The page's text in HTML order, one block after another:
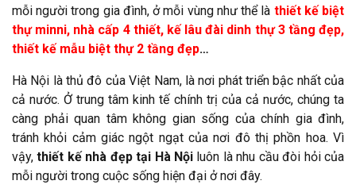
mỗi người trong gia đình, ở mỗi vùng như thể là thiết kế biệt
thự minni, nhà cấp 4 thiết, kế lâu đài dinh thự 3 tầng đẹp,
thiết kế mẫu biệt thự 2 tầng đẹp…
Hà Nội là thủ đô của Việt Nam, là nơi phát triển bậc nhất của
cả nước. Ở trung tâm kinh tế chính trị của cả nước, chúng ta
càng phải quan tâm không gian sống của chính gia đình,
tránh khỏi cảm giác ngột ngạt của nơi đô thị phồn hoa. Vì
vậy,thiết kế nhà đẹp tại Hà Nội luôn là nhu cầu đòi hỏi của
mỗi người trong cuộc sống hiện đại ở nơi đây.